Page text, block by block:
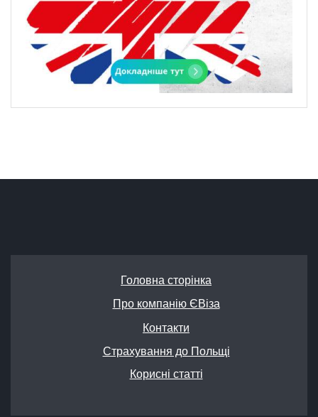
Головна сторінка
Про компанію ЄВіза
Контакти
Страхування до Польщі
Корисні статті